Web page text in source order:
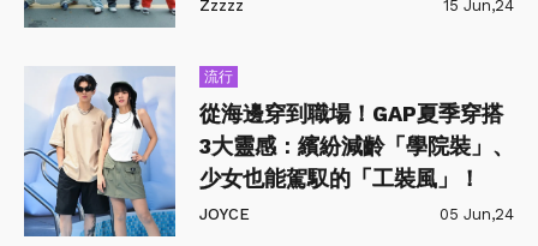
Zzzzz 15 Jun,24
流行
從海邊穿到職場！GAP夏季穿搭
3大靈感：繽紛減齡「學院裝」、
少女也能駕馭的「工裝風」！
JOYCE 05 Jun,24